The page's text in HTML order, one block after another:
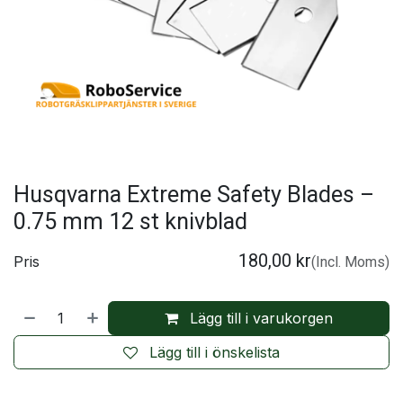
Husqvarna Extreme Safety Blades –
0.75 mm 12 st knivblad
Lägg till i varukorgen
Lägg till i önskelista
Pris 180,00 kr(Incl. Moms)